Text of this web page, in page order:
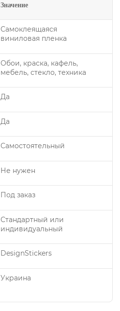
Значение
Самоклеящаяся
виниловая пленка
Обои, краска, кафель,
мебель, стекло, техника
Да
Да
Самостоятельный
Не нужен
Под заказ
Стандартный или
индивидуальный
DesignStickers
Украина